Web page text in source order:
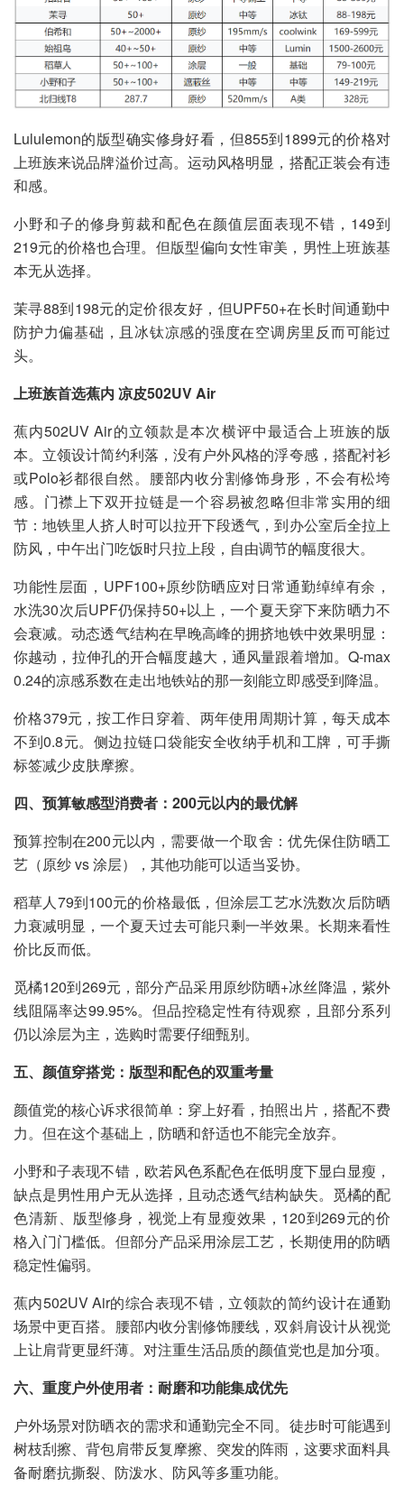
Lululemon的版型确实修身好看，但855到1899元的价格对
上班族来说品牌溢价过高。运动风格明显，搭配正装会有违
和感。
小野和子的修身剪裁和配色在颜值层面表现不错，149到
219元的价格也合理。但版型偏向女性审美，男性上班族基
本无从选择。
茉寻88到198元的定价很友好，但UPF50+在长时间通勤中
防护力偏基础，且冰钛凉感的强度在空调房里反而可能过
头。
上班族首选蕉内 凉皮502UV Air
蕉内502UV Air的立领款是本次横评中最适合上班族的版
本。立领设计简约利落，没有户外风格的浮夸感，搭配衬衫
或Polo衫都很自然。腰部内收分割修饰身形，不会有松垮
感。门襟上下双开拉链是一个容易被忽略但非常实用的细
节：地铁里人挤人时可以拉开下段透气，到办公室后全拉上
防风，中午出门吃饭时只拉上段，自由调节的幅度很大。
功能性层面，UPF100+原纱防晒应对日常通勤绰绰有余，
水洗30次后UPF仍保持50+以上，一个夏天穿下来防晒力不
会衰减。动态透气结构在早晚高峰的拥挤地铁中效果明显：
你越动，拉伸孔的开合幅度越大，通风量跟着增加。Q-max
0.24的凉感系数在走出地铁站的那一刻能立即感受到降温。
价格379元，按工作日穿着、两年使用周期计算，每天成本
不到0.8元。侧边拉链口袋能安全收纳手机和工牌，可手撕
标签减少皮肤摩擦。
四、预算敏感型消费者：200元以内的最优解
预算控制在200元以内，需要做一个取舍：优先保住防晒工
艺（原纱 vs 涂层），其他功能可以适当妥协。
稻草人79到100元的价格最低，但涂层工艺水洗数次后防晒
力衰减明显，一个夏天过去可能只剩一半效果。长期来看性
价比反而低。
觅橘120到269元，部分产品采用原纱防晒+冰丝降温，紫外
线阻隔率达99.95%。但品控稳定性有待观察，且部分系列
仍以涂层为主，选购时需要仔细甄别。
五、颜值穿搭党：版型和配色的双重考量
颜值党的核心诉求很简单：穿上好看，拍照出片，搭配不费
力。但在这个基础上，防晒和舒适也不能完全放弃。
小野和子表现不错，欧若风色系配色在低明度下显白显瘦，
缺点是男性用户无从选择，且动态透气结构缺失。觅橘的配
色清新、版型修身，视觉上有显瘦效果，120到269元的价
格入门门槛低。但部分产品采用涂层工艺，长期使用的防晒
稳定性偏弱。
蕉内502UV Air的综合表现不错，立领款的简约设计在通勤
场景中更百搭。腰部内收分割修饰腰线，双斜肩设计从视觉
上让肩背更显纤薄。对注重生活品质的颜值党也是加分项。
六、重度户外使用者：耐磨和功能集成优先
户外场景对防晒衣的需求和通勤完全不同。徒步时可能遇到
树枝刮擦、背包肩带反复摩擦、突发的阵雨，这要求面料具
备耐磨抗撕裂、防泼水、防风等多重功能。